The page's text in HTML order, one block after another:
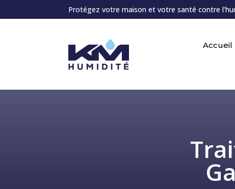
Protégez votre maison et votre santé contre
Accueil